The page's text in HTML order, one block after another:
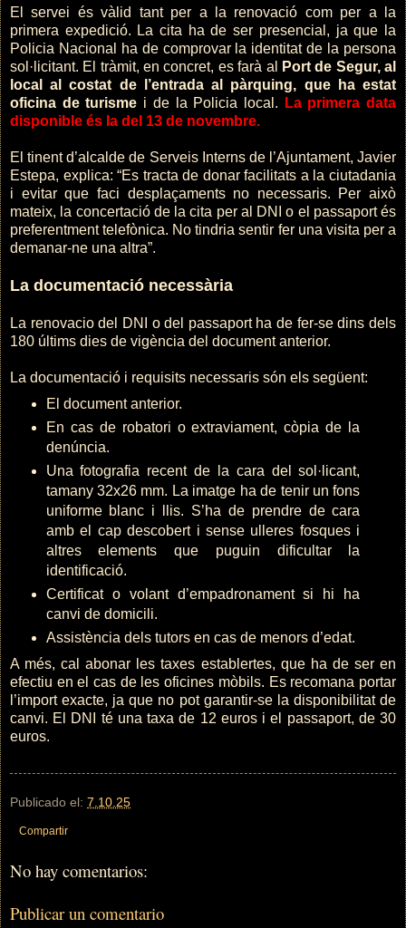
El servei és vàlid tant per a la renovació com per a la
primera expedició. La cita ha de ser presencial, ja que la
Policia Nacional ha de comprovar la identitat de la persona
sol·licitant. El tràmit, en concret, es farà al
Port de Segur, al
local al costat de l’entrada al pàrquing, que ha estat
oficina de turisme i de la Policia local.
La primera data
disponible és la del 13 de novembre.
El tinent d’alcalde de Serveis Interns de l’Ajuntament, Javier
Estepa, explica: “Es tracta de donar facilitats a la ciutadania
i evitar que faci desplaçaments no necessaris. Per això
mateix, la concertació de la cita per al DNI o el passaport és
preferentment telefònica. No tindria sentir fer una visita per a
demanar-ne una altra”.
La documentació necessària
La renovacio del DNI o del passaport ha de fer-se dins dels
180 últims dies de vigència del document anterior.
La documentació i requisits necessaris són els següent:
El document anterior.
En cas de robatori o extraviament, còpia de la
denúncia.
Una fotografia recent de la cara del sol·licant,
tamany 32x26 mm. La imatge ha de tenir un fons
uniforme blanc i llis. S’ha de prendre de cara
amb el cap descobert i sense ulleres fosques i
altres elements que puguin dificultar la
identificació.
Certificat o volant d’empadronament si hi ha
canvi de domicili.
Assistència dels tutors en cas de menors d’edat.
A més, cal abonar les taxes establertes, que ha de ser en
efectiu en el cas de les oficines mòbils. Es recomana portar
l’import exacte, ja que no pot garantir-se la disponibilitat de
canvi. El DNI té una taxa de 12 euros i el passaport, de 30
euros.
Publicado el: 7.10.25
Compartir
No hay comentarios:
Publicar un comentario